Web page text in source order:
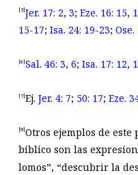
[5] Jer. 17: 2, 3; Eze. 16: 15,
15-17; Isa. 24: 19-23; Ose.
[6] Sal. 46: 3, 6; Isa. 17: 12,
[7] Ej. Jer. 4: 7; 50: 17; Eze.
[8] Otros ejemplos de
bíblico son las
lomos”, “descubrir la